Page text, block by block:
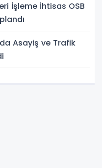
İşleme İhtisas OSB
Asayiş ve Trafik